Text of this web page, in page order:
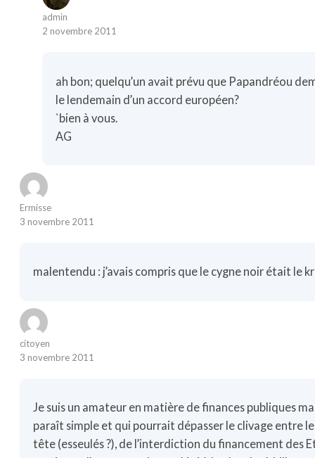
admin
2 novembre 2011
ah bon; quelqu’un avait prévu que Papandréou
le lendemain d’un accord européen?
`bien à vous.
AG
Ermisse
3 novembre 2011
malentendu : j’avais compris que le cygne noir était le
citoyen
3 novembre 2011
Je suis un amateur en matière de finances publiques
paraît simple et qui pourrait dépasser le clivage entre
tête (esseulés ?), de l’interdiction du financement des